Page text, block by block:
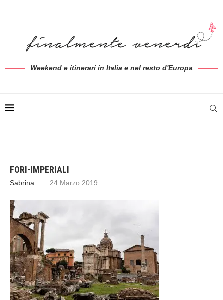
Weekend e itinerari in Italia e nel resto d'Europa
FORI-IMPERIALI
Sabrina 24 Marzo 2019